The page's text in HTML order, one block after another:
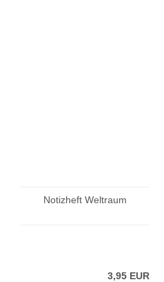
Notizheft Weltraum
3,95 EUR